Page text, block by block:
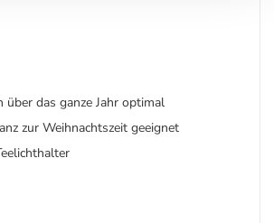
über das ganze Jahr optimal
zur Weihnachtszeit geeignet